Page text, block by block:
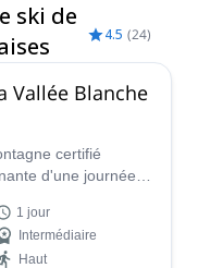
pour faire du hors-piste
Share.com :
plus de 8000
votre choix parmi notre
vous appellent !
ski de
4.5 (24)
Vallée Blanche
certifié
d'une journée
1 jour
Intermédiaire
Haut